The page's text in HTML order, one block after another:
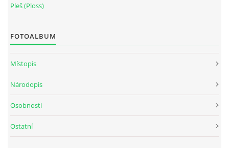
Pleš (Ploss)
FOTOALBUM
Místopis
Národopis
Osobnosti
Ostatní